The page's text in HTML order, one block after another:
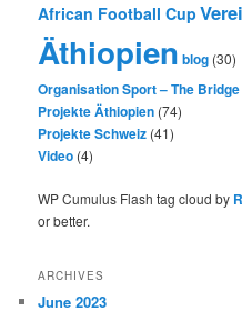
African Football Cup
Äthiopien blog (30)
Organisation Sport – The Bridge
Projekte Äthiopien (74)
Projekte Schweiz (41)
Video (4)
WP Cumulus Flash tag cloud by
or better.
ARCHIVES
June 2023